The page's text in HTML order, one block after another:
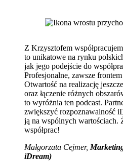
Z Krzysztofem
to unikatowe na rynku
jak jego podejście do
Profesjonalne, zawsze
Otwartość na realizację
oraz łączenie różnych
to wyróżnia ten podcast.
zwiększyć rozpoznawalność
ją na wspólnych wartościach.
współprac!
Małgorzata Cejmer,
iDream)